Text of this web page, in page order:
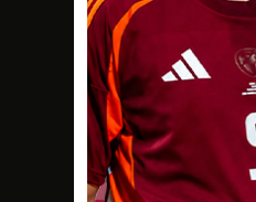
SVĒTDIENA
28 SEP
15:00